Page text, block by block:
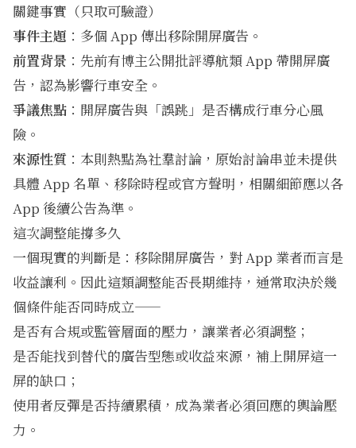
關鍵事實（只取可驗證）
事件主題 ：多個 App 傳出移除開屏廣告。
前置背景 ：先前有博主公開批評導航類 App 帶開屏廣
告，認為影響行車安全。
爭議焦點 ：開屏廣告與「誤跳」是否構成行車分心風
險。
來源性質 ：本則熱點為社羣討論，原始討論串並未提供
具體 App 名單、移除時程或官方聲明，相關細節應以各
App 後續公告為準。
這次調整能撐多久
一個現實的判斷是：移除開屏廣告，對 App 業者而言是
收益讓利。因此這類調整能否長期維持，通常取決於幾
個條件能否同時成立——
是否有合規或監管層面的壓力，讓業者必須調整；
是否能找到替代的廣告型態或收益來源，補上開屏這一
屏的缺口；
使用者反彈是否持續累積，成為業者必須回應的輿論壓
力。